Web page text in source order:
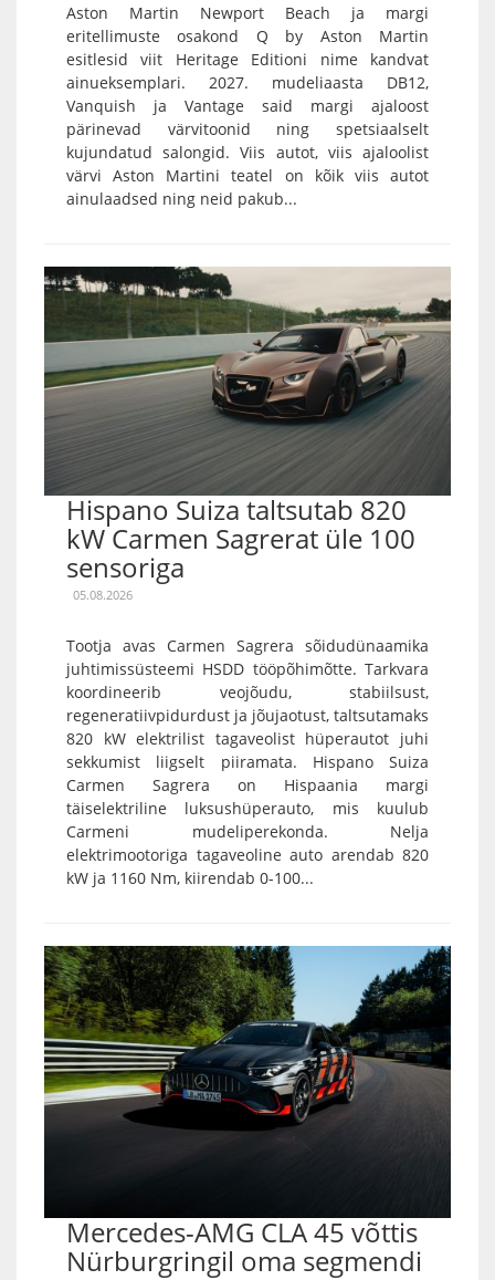
Aston Martin Newport Beach ja margi
eritellimuste osakond Q by Aston Martin
esitlesid viit Heritage Editioni nime kandvat
ainueksemplari. 2027. mudeliaasta DB12,
Vanquish ja Vantage said margi ajaloost
pärinevad värvitoonid ning spetsiaalselt
kujundatud salongid. Viis autot, viis ajaloolist
värvi Aston Martini teatel on kõik viis autot
ainulaadsed ning neid pakub...
Hispano Suiza taltsutab 820
kW Carmen Sagrerat üle 100
sensoriga
05.08.2026
Tootja avas Carmen Sagrera sõidudünaamika
juhtimissüsteemi HSDD tööpõhimõtte. Tarkvara
koordineerib veojõudu, stabiilsust,
regeneratiivpidurdust ja jõujaotust, taltsutamaks
820 kW elektrilist tagaveolist hüperautot juhi
sekkumist liigselt piiramata. Hispano Suiza
Carmen Sagrera on Hispaania margi
täiselektriline luksushüperauto, mis kuulub
Carmeni mudeliperekonda. Nelja
elektrimootoriga tagaveoline auto arendab 820
kW ja 1160 Nm, kiirendab 0-100...
Mercedes-AMG CLA 45 võttis
Nürburgringil oma segmendi